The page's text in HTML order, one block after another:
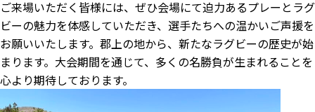
ご来場いただく皆様には、ぜひ会場にて迫力あるプレーとラグ
ビーの魅力を体感していただき、選手たちへの温かいご声援を
お願いいたします。郡上の地から、新たなラグビーの歴史が始
まります。大会期間を通じて、多くの名勝負が生まれることを
心より期待しております。